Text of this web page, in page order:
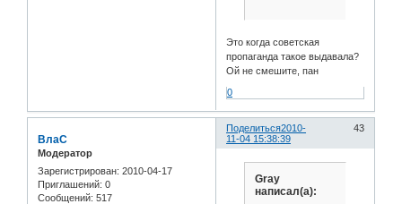
Это когда советская
пропаганда такое выдавала?
Ой не смешите, пан
0
Поделиться 43
2010-
11-04 15:38:39
ВлаС
Модератор
Зарегистрирован: 2010-04-17
Приглашений: 0
Сообщений: 517
Gray
написал(а):